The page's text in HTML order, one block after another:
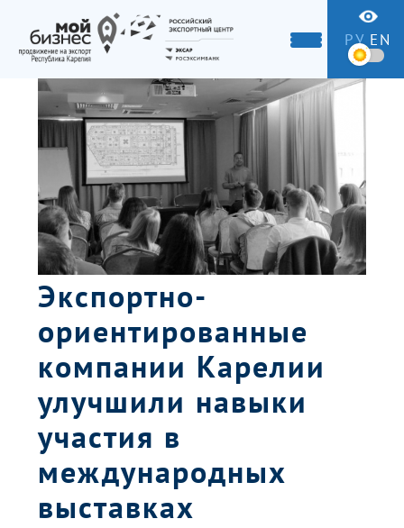
РУ EN
Экспортно-
ориентированные
компании Карелии
улучшили навыки
участия в
международных
выставках